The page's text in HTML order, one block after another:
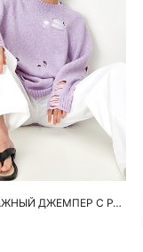
ТРИКОТАЖНЫЙ ДЖЕМПЕР С РАЗРЕЗАМИ В СТИЛЕ ГРАНЖ